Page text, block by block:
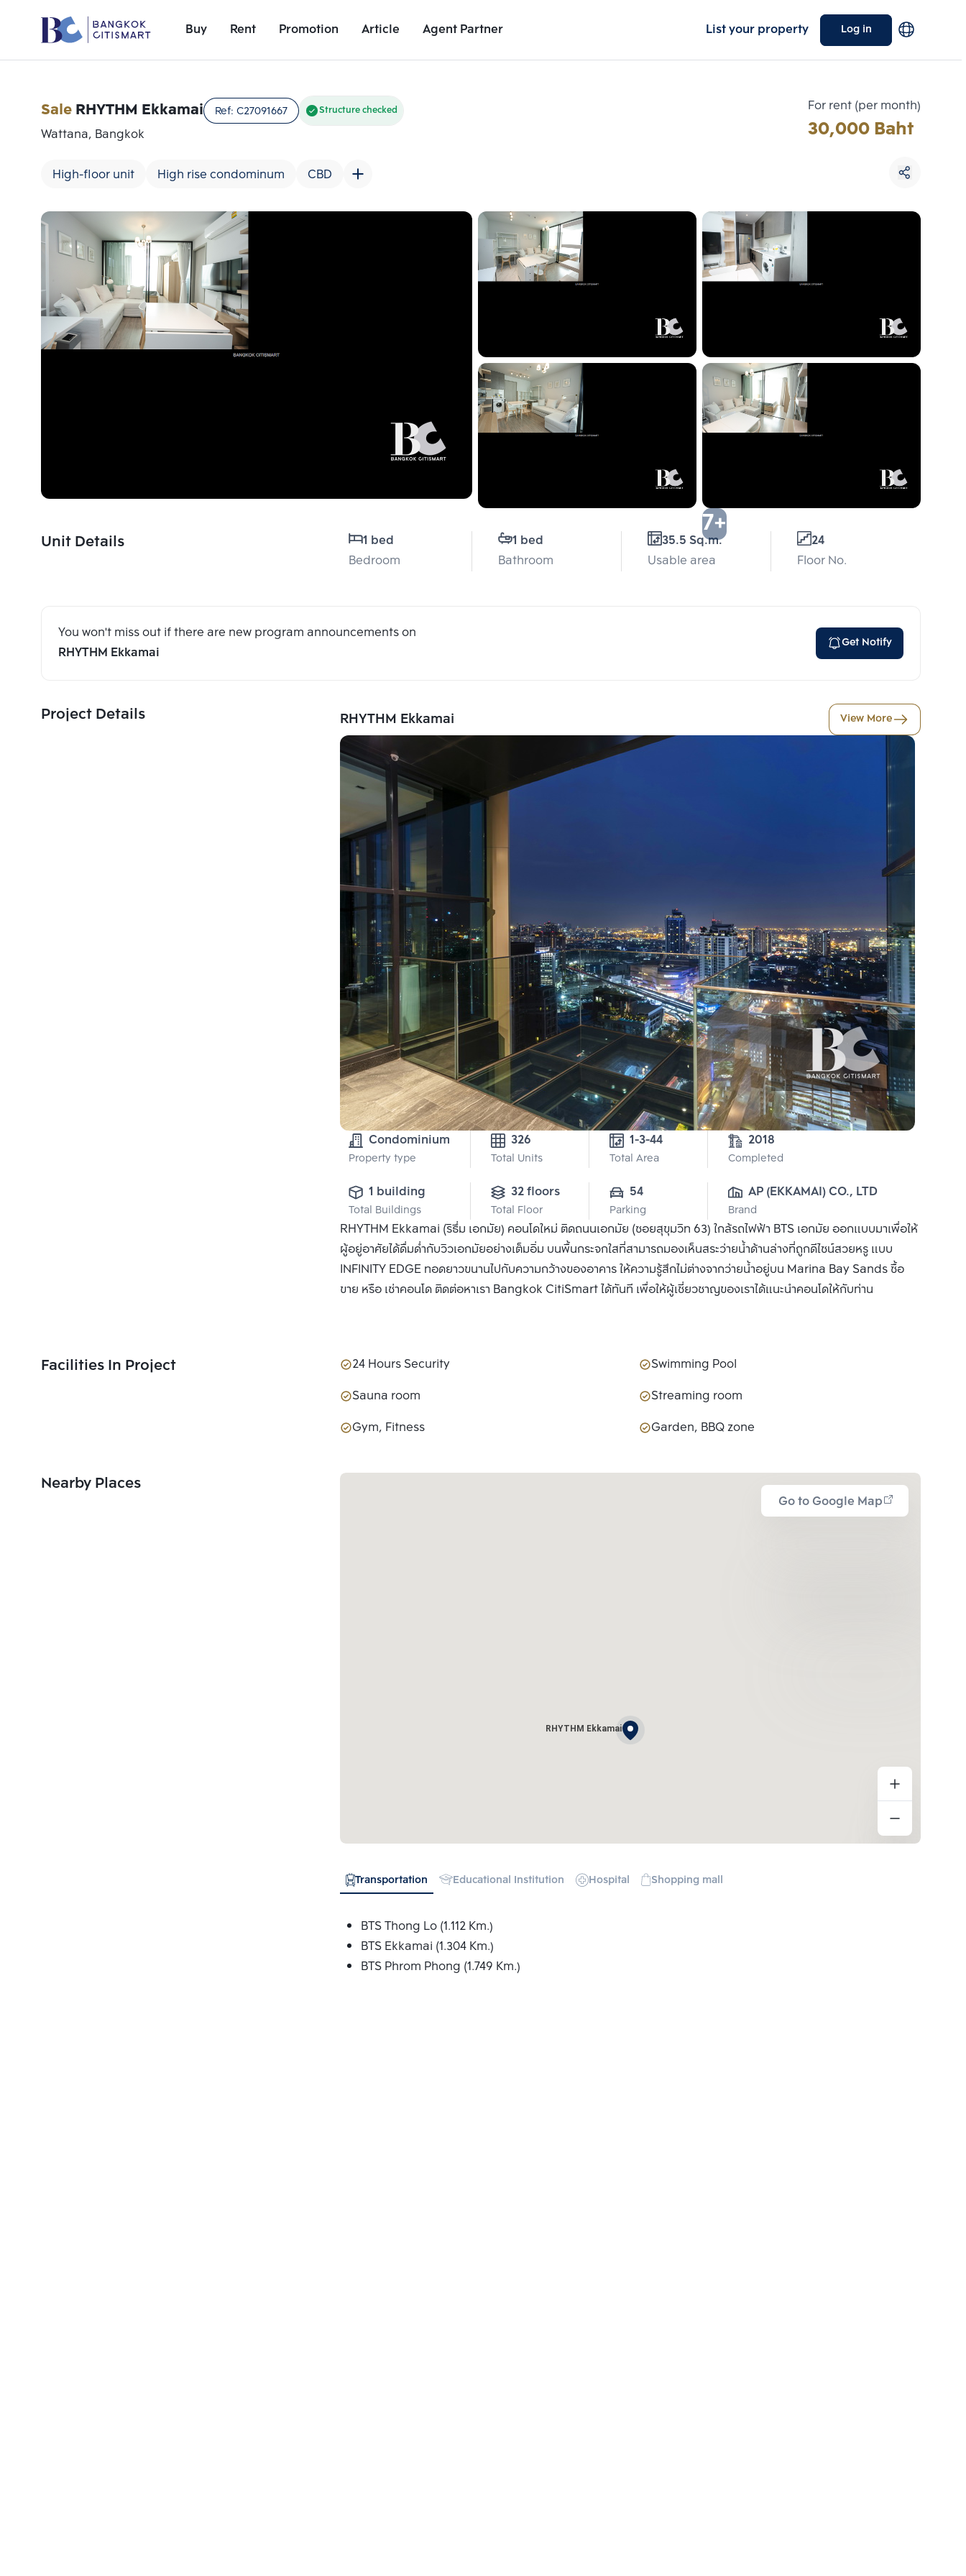
Buy Rent Promotion Article Agent Partner List your property Log in
Unit Details
SaleRHYTHM Ekkamai Ref: C27091667 Structure checked
Wattana, Bangkok
High-floor unit High rise condominum CBD
For rent (per month)
30,000 Baht
7+
Unit Details
1 bed
Bedroom
1 bed
Bathroom
35.5 Sq.m.
Usable area
24
Floor No.
You won't miss out if there are new program announcements on
RHYTHM Ekkamai
Get Notify
Project Details RHYTHM Ekkamai View More
Condominium
Property type
326
Total Units
1-3-44
Total Area
2018
Completed
1 building
Total Buildings
32 floors
Total Floor
54
Parking
AP (EKKAMAI) CO., LTD
Brand
RHYTHM Ekkamai (ริธึ่ม เอกมัย) คอนโดใหม่ ติดถนนเอกมัย (ซอยสุขุมวิท 63) ใกล้รถไฟฟ้า BTS เอกมัย ออกแบบมาเพื่อให้
ผู้อยู่อาศัยได้ดื่มด่ำกับวิวเอกมัยอย่างเต็มอิ่ม บนพื้นกระจกใสที่สามารถมองเห็นสระว่ายน้ำด้านล่างที่ถูกดีไซน์สวยหรู แบบ
INFINITY EDGE ทอดยาวขนานไปกับความกว้างของอาคาร ให้ความรู้สึกไม่ต่างจากว่ายน้ำอยู่บน Marina Bay Sands ซื้อ
ขาย หรือ เช่าคอนโด ติดต่อหาเรา Bangkok CitiSmart ได้ทันที เพื่อให้ผู้เชี่ยวชาญของเราได้แนะนำคอนโดให้กับท่าน
Facilities In Project 24 Hours Security
Swimming Pool
Sauna room
Streaming room
Gym, Fitness
Garden, BBQ zone
Nearby Places
Go to Google Map
RHYTHM Ekkamai
Transportation Educational Institution Hospital Shopping mall
BTS Thong Lo (1.112 Km.)
BTS Ekkamai (1.304 Km.)
BTS Phrom Phong (1.749 Km.)
Add comparative units
Number 1
Choose comparative unit
Maximum 3 units
Compare
Clear all